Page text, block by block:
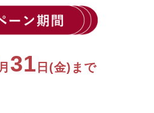
月 31 日(金)まで